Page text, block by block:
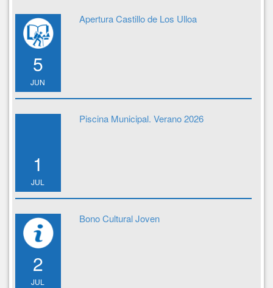
5
JUN
Apertura Castillo de Los Ulloa
1
JUL
Piscina Municipal. Verano 2026
2
JUL
Bono Cultural Joven